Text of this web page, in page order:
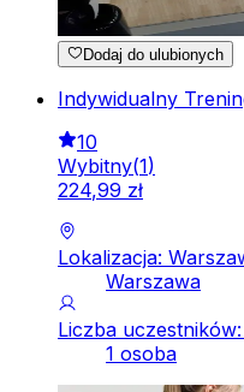
Dodaj do ulubionych
Indywidualny
10
Wybitny(1)
224,99 zł
Lokalizacja:
Warszawa
Liczba
1 osoba